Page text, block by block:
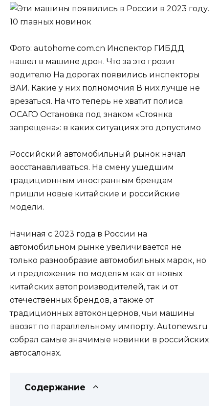
Фото: autohome.com.cn Инспектор ГИБДД
нашел в машине дрон. Что за это грозит
водителю На дорогах появились инспекторы
ВАИ. Какие у них полномочия В них лучше не
врезаться. На что теперь не хватит полиса
ОСАГО Остановка под знаком «Стоянка
запрещена»: в каких ситуациях это допустимо
Российский автомобильный рынок начал
восстанавливаться. На смену ушедшим
традиционным иностранным брендам
пришли новые китайские и российские
модели.
Начиная с 2023 года в России на
автомобильном рынке увеличивается не
только разнообразие автомобильных марок, но
и предложения по моделям как от новых
китайских автопроизводителей, так и от
отечественных брендов, а также от
традиционных автоконцернов, чьи машины
ввозят по параллельному импорту. Autonews.ru
собрал самые значимые новинки в российских
автосалонах.
Содержание